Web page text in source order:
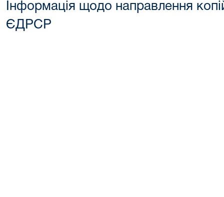
Інформація щодо направлення
ЄДРСР